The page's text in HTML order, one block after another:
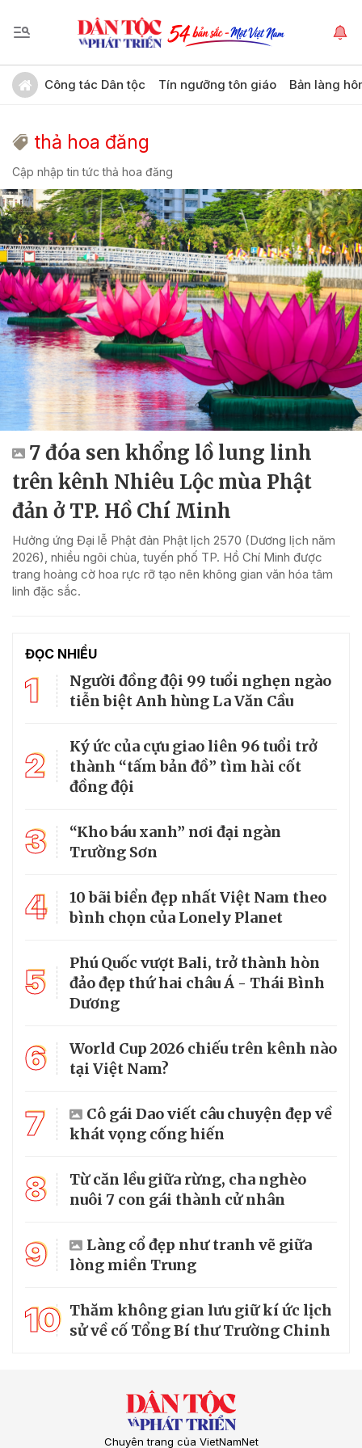
Công tác Dân tộc Tín ngưỡng tôn giáo Bản làng
thả hoa đăng
Cập nhập tin tức thả hoa đăng
7 đóa sen khổng lồ lung linh
trên kênh Nhiêu Lộc mùa Phật
đản ở TP. Hồ Chí Minh
Hưởng ứng Đại lễ Phật đản Phật lịch 2570 (Dương lịch năm
2026), nhiều ngôi chùa, tuyến phố TP. Hồ Chí Minh được
trang hoàng cờ hoa rực rỡ tạo nên không gian văn hóa tâm
linh đặc sắc.
ĐỌC NHIỀU
1
Người đồng đội 99 tuổi nghẹn ngào
tiễn biệt Anh hùng La Văn Cầu
2
Ký ức của cựu giao liên 96 tuổi trở
thành “tấm bản đồ” tìm hài cốt
đồng đội
3
“Kho báu xanh” nơi đại ngàn
Trường Sơn
4
10 bãi biển đẹp nhất Việt Nam theo
bình chọn của Lonely Planet
5
Phú Quốc vượt Bali, trở thành hòn
đảo đẹp thứ hai châu Á - Thái Bình
Dương
6
World Cup 2026 chiếu trên kênh nào
tại Việt Nam?
7
Cô gái Dao viết câu chuyện đẹp về
khát vọng cống hiến
8
Từ căn lều giữa rừng, cha nghèo
nuôi 7 con gái thành cử nhân
9
Làng cổ đẹp như tranh vẽ giữa
lòng miền Trung
10 Thăm không gian lưu giữ kí ức lịch
sử về cố Tổng Bí thư Trường Chinh
Chuyên trang của VietNamNet